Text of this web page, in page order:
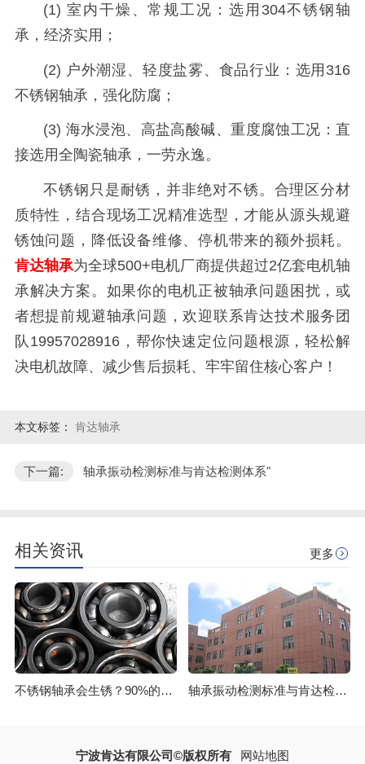
(1) 室内干燥、常规工况：选用304不锈钢轴
承，经济实用；
(2) 户外潮湿、轻度盐雾、食品行业：选用316
不锈钢轴承，强化防腐；
(3) 海水浸泡、高盐高酸碱、重度腐蚀工况：直
接选用全陶瓷轴承，一劳永逸。
不锈钢只是耐锈，并非绝对不锈。合理区分材
质特性，结合现场工况精准选型，才能从源头规避
锈蚀问题，降低设备维修、停机带来的额外损耗。
肯达轴承为全球500+电机厂商提供超过2亿套电机轴
承解决方案。如果你的电机正被轴承问题困扰，或
者想提前规避轴承问题，欢迎联系肯达技术服务团
队19957028916，帮你快速定位问题根源，轻松解
决电机故障、减少售后损耗、牢牢留住核心客户！
本文标签： 肯达轴承
下一篇: 轴承振动检测标准与肯达检测体系"
相关资讯 更多
不锈钢轴承会生锈？90%的人都搞错了！ 轴承振动检测标准与肯达检测体系
宁波肯达有限公司©版权所有 网站地图